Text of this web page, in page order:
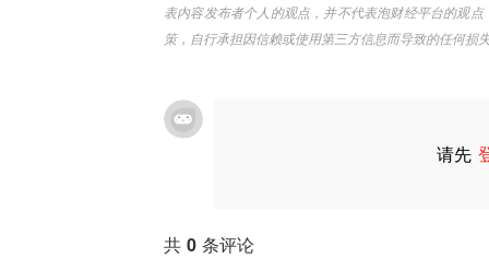
表内容发布者个人的观点，并不代表泡财经平台的观
策，自行承担因信赖或使用第三方信息而导致的任何损
请先
共 0 条评论